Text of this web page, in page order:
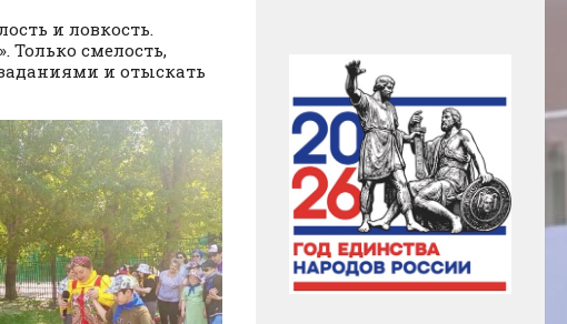
и ловкость.
Только смелость,
и отыскать